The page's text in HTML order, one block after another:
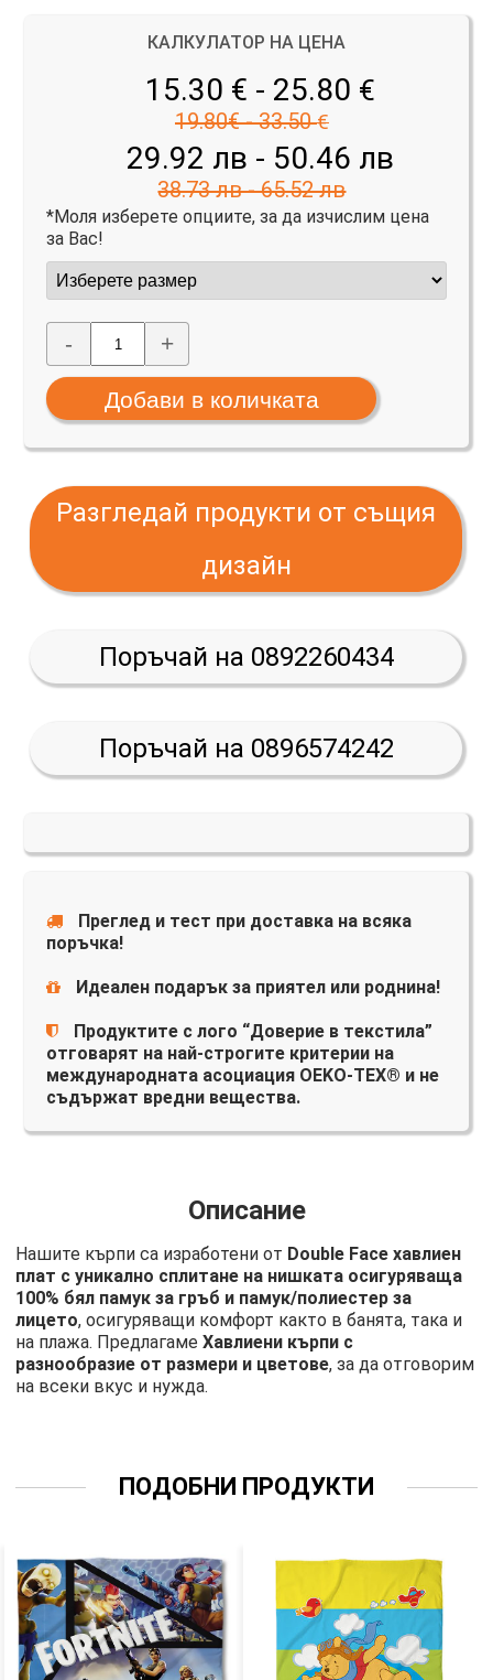
КАЛКУЛАТОР НА ЦЕНА
15.30 € - 25.80 €
19.80€ - 33.50 €
29.92 лв - 50.46 лв
38.73 лв - 65.52 лв
*Моля изберете опциите, за да изчислим цена
за Вас!
- +
Разгледай продукти от същия
дизайн
Поръчай на 0892260434
Поръчай на 0896574242
Преглед и тест при доставка на всяка
поръчка!
Идеален подарък за приятел или роднина!
Продуктите с лого “Доверие в текстила”
отговарят на най-строгите критерии на
международната асоциация OEKO-TEX® и не
съдържат вредни вещества.
Описание
Нашите кърпи са изработени от Double Face хавлиен
плат с уникално сплитане на нишката осигуряваща
100% бял памук за гръб и памук/полиестер за
лицето, осигуряващи комфорт както в банята, така и
на плажа. ПредлагамеХавлиени кърпи с
разнообразие от размери и цветове, за да отговорим
на всеки вкус и нужда.
ПОДОБНИ ПРОДУКТИ